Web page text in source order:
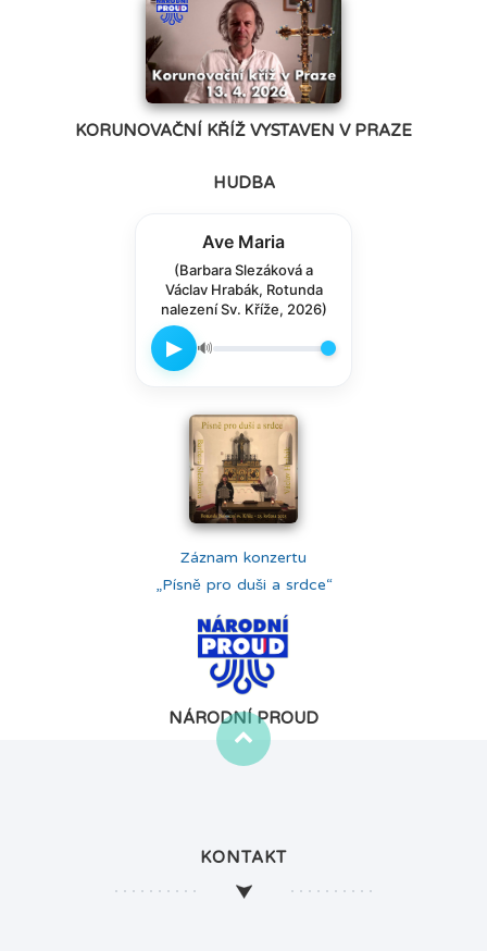
KORUNOVAČNÍ KŘÍŽ VYSTAVEN V PRAZE
HUDBA
Ave Maria
(Barbara Slezáková a
Václav Hrabák, Rotunda
nalezení Sv. Kříže, 2026)
▶ 🔊
Záznam konzertu
„Písně pro duši a srdce“
NÁRODNÍ PROUD
KONTAKT